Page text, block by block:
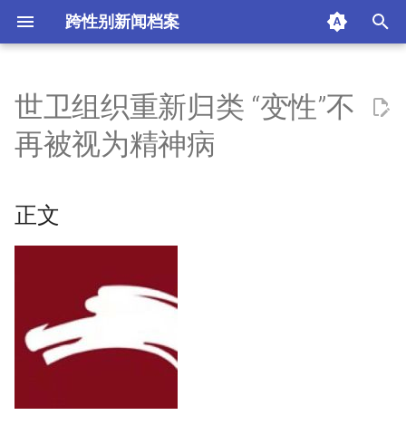
跨性别新闻档案
n
a
正文
摘要与附加信息
世卫组织重新归类 “变性”不
再被视为精神病
正文